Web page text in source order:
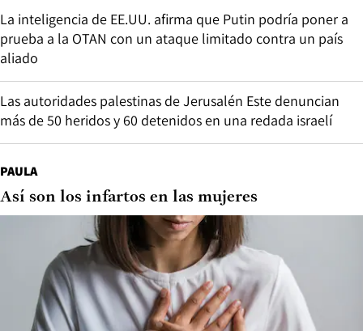
La inteligencia de EE.UU. afirma que Putin podría poner a
prueba a la OTAN con un ataque limitado contra un país
aliado
Las autoridades palestinas de Jerusalén Este denuncian
más de 50 heridos y 60 detenidos en una redada israelí
PAULA
Así son los infartos en las mujeres